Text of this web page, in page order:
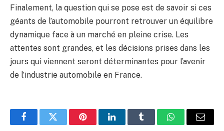
Finalement, la question qui se pose est de savoir si ces
géants de l’automobile pourront retrouver un équilibre
dynamique face à un marché en pleine crise. Les
attentes sont grandes, et les décisions prises dans les
jours qui viennent seront déterminantes pour l’avenir
de l’industrie automobile en France.
FacebookTwitter PinterestLinkedInTumblr WhatsApp
E-